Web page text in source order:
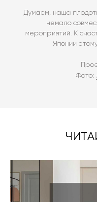
Думаем, наша
немало
мероприятий. К
Японии
Фото: